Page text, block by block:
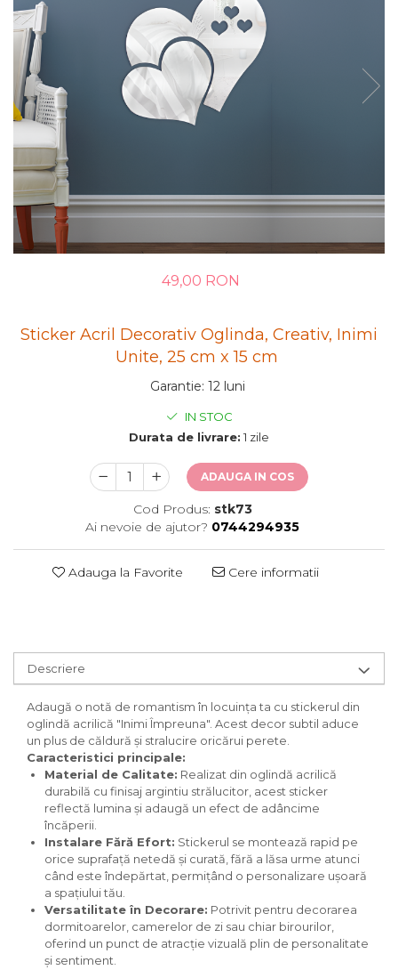
49,00 RON
Sticker Acril Decorativ Oglinda, Creativ, Inimi
Unite, 25 cm x 15 cm
Garantie: 12 luni
IN STOC
Durata de livrare: 1 zile
ADAUGA IN COS
Cod Produs: stk73
Ai nevoie de ajutor? 0744294935
Adauga la Favorite Cere informatii
Descriere
Adaugă o notă de romantism în locuința ta cu stickerul din
oglindă acrilică "Inimi Împreuna". Acest decor subtil aduce
un plus de căldură și stralucire oricărui perete.
Caracteristici principale:
Material de Calitate: Realizat din oglindă acrilică
durabilă cu finisaj argintiu strălucitor, acest sticker
reflectă lumina și adaugă un efect de adâncime
încăperii.
Instalare Fără Efort: Stickerul se montează rapid pe
orice suprafață netedă și curată, fără a lăsa urme atunci
când este îndepărtat, permițând o personalizare ușoară
a spațiului tău.
Versatilitate în Decorare: Potrivit pentru decorarea
dormitoarelor, camerelor de zi sau chiar birourilor,
oferind un punct de atracție vizuală plin de personalitate
și sentiment.